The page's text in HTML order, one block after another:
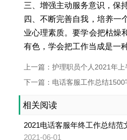
三、增强主动服务意识，保
四、不断完善自我，培养一
业心理素质。要学会把枯燥
有色，学会把工作当成是一
上一篇：护理职员个人2021年
下一篇：电话客服工作总结1500
相关阅读
2021电话客服年终工作总结范
2021-06-01